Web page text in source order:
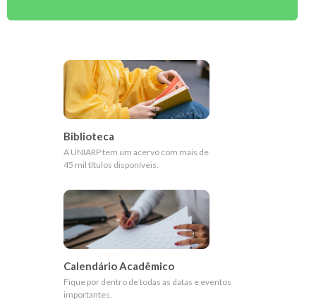
Calendário Acadêmico
Fique por dentro de todas as datas e eventos
importantes.
Biblioteca
A UNIARP tem um acervo com mais de
45 mil títulos disponíveis.